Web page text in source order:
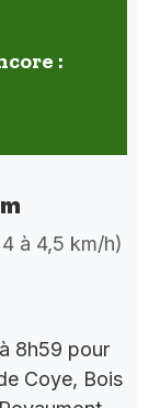
:
à 4,5 km/h)
8h59 pour
Coye, Bois